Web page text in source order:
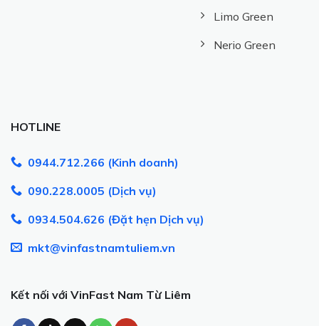
Limo Green
Nerio Green
HOTLINE
0944.712.266 (Kinh doanh)
090.228.0005 (Dịch vụ)
0934.504.626 (Đặt hẹn Dịch vụ)
mkt@vinfastnamtuliem.vn
Kết nối với VinFast Nam Từ Liêm